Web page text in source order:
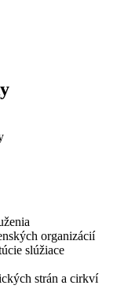
organizácií
slúžiace
strán a cirkví